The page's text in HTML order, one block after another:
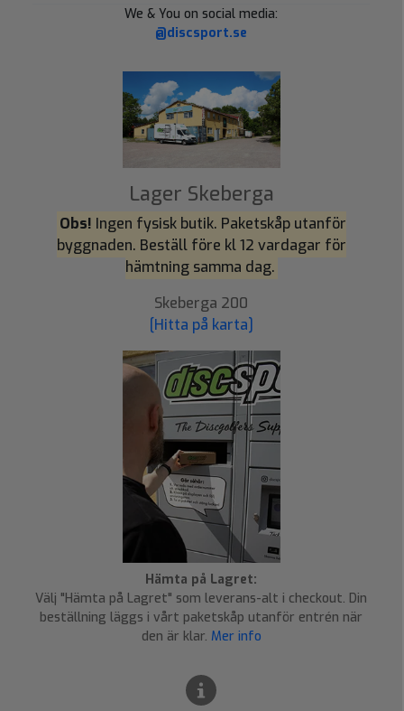
We & You on social media:
@discsport.se
Lager Skeberga
Obs! Ingen fysisk butik. Paketskåp utanför
byggnaden. Beställ före kl 12 vardagar för
hämtning samma dag.
Skeberga 200
[Hitta på karta]
Hämta på Lagret:
Välj "Hämta på Lagret" som leverans-alt i checkout. Din
beställning läggs i vårt paketskåp utanför entrén när
den är klar. Mer info